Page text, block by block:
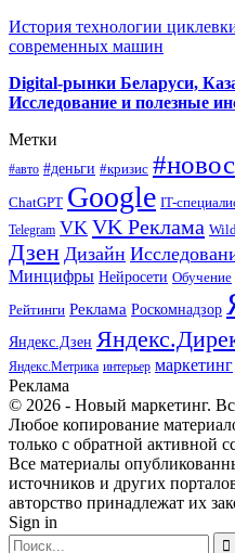
История технологии
современных машин
Digital-рынки Беларуси,
Исследование и полезные
Метки
#авто #деньги #кризис
ChatGPT Google IT-
Telegram VK VK Реклама
Дзен Дизайн
Минцифры Нейросети Обучение
Рейтинги Реклама Роскомнадзор
Яндекс.Дзен
Яндекс.Метрика интерьер маркетинг
Реклама
© 2026 - Новый маркетинг.
Любое копирование
только с обратной активной
Все материалы
источников и других
авторство принадлежат их
Sign in